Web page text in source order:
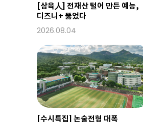
[삼육人] 전재산 털어 만든 예능,
디즈니+ 뚫었다
2026.08.04
[수시특집] 논술전형 대폭